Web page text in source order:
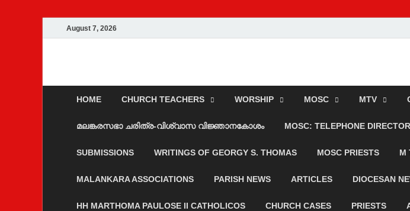
August 7, 2026
Malankara Orthodox TV
HOME CHURCH TEACHERS WORSHIP MOSC MTV
മലങ്കരസഭാ ചരിത്ര-വിശ്വാസ വിജ്ഞാനകോശം MOSC: TELEPHONE
SUBMISSIONS WRITINGS OF GEORGY S. THOMAS MOSC PRIESTS M
MALANKARA ASSOCIATIONS PARISH NEWS ARTICLES DIOCESAN
HH MARTHOMA PAULOSE II CATHOLICOS CHURCH CASES PRIESTS